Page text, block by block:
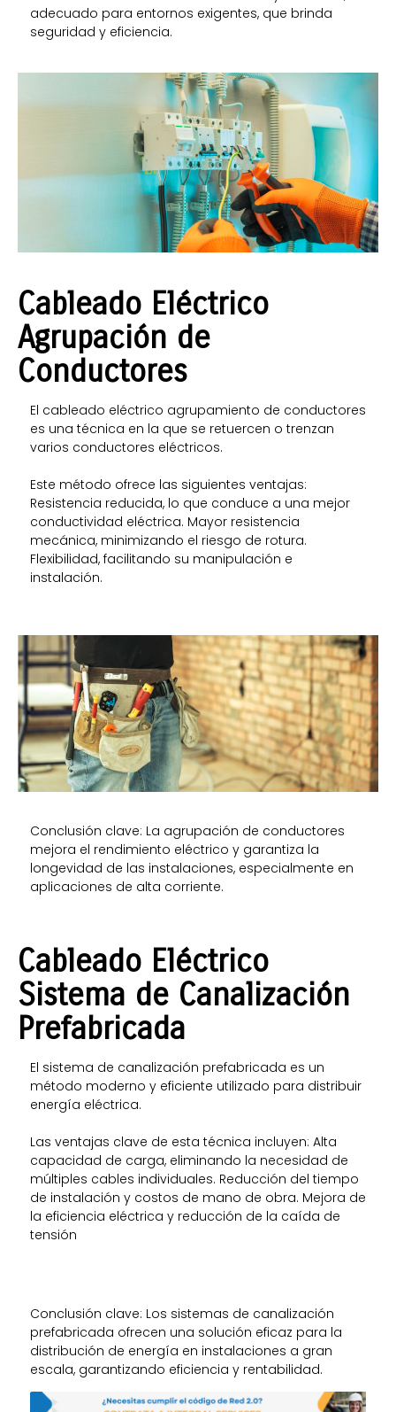
adecuado para entornos exigentes, que brinda
seguridad y eficiencia.
Cableado Eléctrico
Agrupación de
Conductores
El cableado eléctrico agrupamiento de conductores
es una técnica en la que se retuercen o trenzan
varios conductores eléctricos.
Este método ofrece las siguientes ventajas:
Resistencia reducida, lo que conduce a una mejor
conductividad eléctrica. Mayor resistencia
mecánica, minimizando el riesgo de rotura.
Flexibilidad, facilitando su manipulación e
instalación.
Conclusión clave: La agrupación de conductores
mejora el rendimiento eléctrico y garantiza la
longevidad de las instalaciones, especialmente en
aplicaciones de alta corriente.
Cableado Eléctrico
Sistema de Canalización
Prefabricada
El sistema de canalización prefabricada es un
método moderno y eficiente utilizado para distribuir
energía eléctrica.
Las ventajas clave de esta técnica incluyen: Alta
capacidad de carga, eliminando la necesidad de
múltiples cables individuales. Reducción del tiempo
de instalación y costos de mano de obra. Mejora de
la eficiencia eléctrica y reducción de la caída de
tensión
Conclusión clave: Los sistemas de canalización
prefabricada ofrecen una solución eficaz para la
distribución de energía en instalaciones a gran
escala, garantizando eficiencia y rentabilidad.